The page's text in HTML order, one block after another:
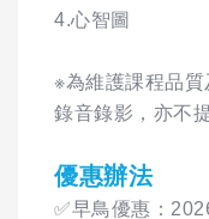
4.心智圖
※為維護課程品
錄音錄影，亦不
優惠辦法
✅早鳥優惠：